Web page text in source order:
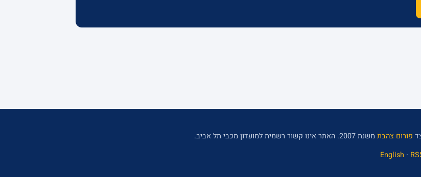
פורום צהבת משנת 2007. האתר אינו קשור רשמית למועדון מכבי תל אביב.
English ·